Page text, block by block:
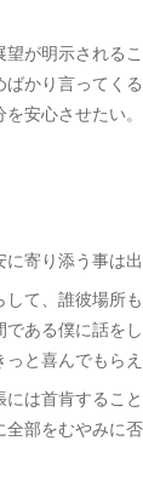
望が明示される
ばかり言ってく
を安心させたい
寄り添う事は
して、誰彼場所
ある僕に話を
っと喜んでもら
には首肯するこ
全部をむやみに